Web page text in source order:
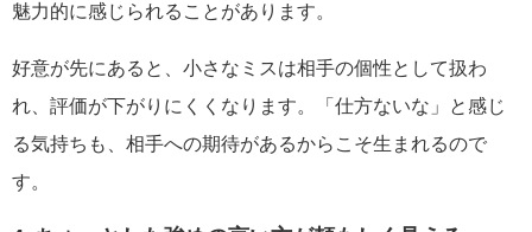
魅力的に感じられることがあります。
好意が先にあると、小さなミスは相手の個性として扱わ
れ、評価が下がりにくくなります。「仕方ないな」と感じ
る気持ちも、相手への期待があるからこそ生まれるので
す。